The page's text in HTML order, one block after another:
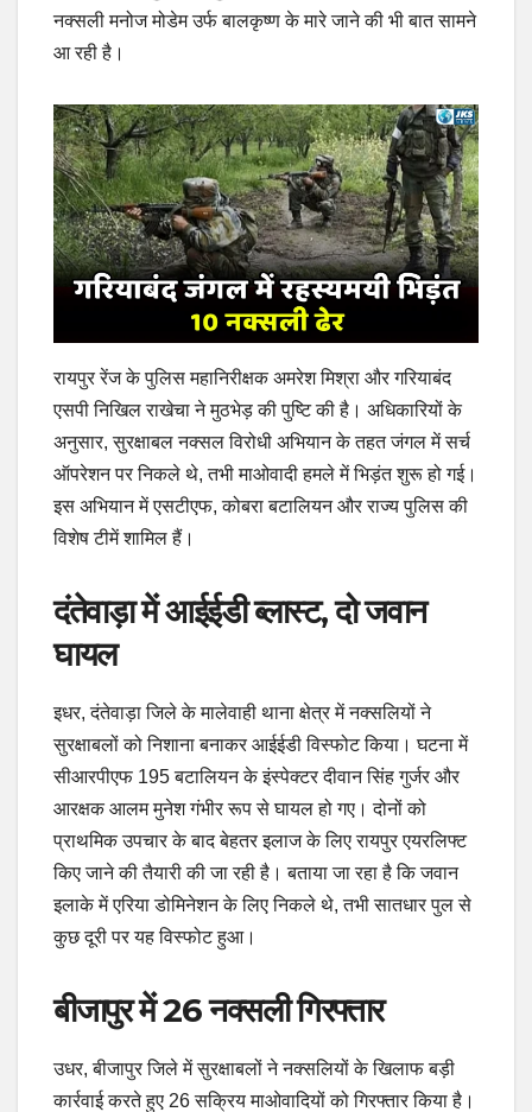
नक्सली मनोज मोडेम उर्फ बालकृष्ण के मारे जाने की भी बात सामने
आ रही है।
रायपुर रेंज के पुलिस महानिरीक्षक अमरेश मिश्रा और गरियाबंद
एसपी निखिल राखेचा ने मुठभेड़ की पुष्टि की है। अधिकारियों के
अनुसार, सुरक्षाबल नक्सल विरोधी अभियान के तहत जंगल में सर्च
ऑपरेशन पर निकले थे, तभी माओवादी हमले में भिड़ंत शुरू हो गई।
इस अभियान में एसटीएफ, कोबरा बटालियन और राज्य पुलिस की
विशेष टीमें शामिल हैं।
दंतेवाड़ा में आईईडी ब्लास्ट, दो जवान
घायल
इधर, दंतेवाड़ा जिले के मालेवाही थाना क्षेत्र में नक्सलियों ने
सुरक्षाबलों को निशाना बनाकर आईईडी विस्फोट किया। घटना में
सीआरपीएफ 195 बटालियन के इंस्पेक्टर दीवान सिंह गुर्जर और
आरक्षक आलम मुनेश गंभीर रूप से घायल हो गए। दोनों को
प्राथमिक उपचार के बाद बेहतर इलाज के लिए रायपुर एयरलिफ्ट
किए जाने की तैयारी की जा रही है। बताया जा रहा है कि जवान
इलाके में एरिया डोमिनेशन के लिए निकले थे, तभी सातधार पुल से
कुछ दूरी पर यह विस्फोट हुआ।
बीजापुर में 26 नक्सली गिरफ्तार
उधर, बीजापुर जिले में सुरक्षाबलों ने नक्सलियों के खिलाफ बड़ी
कार्रवाई करते हुए 26 सक्रिय माओवादियों को गिरफ्तार किया है।